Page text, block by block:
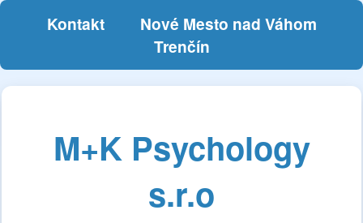
Kontakt
Nové Mesto nad Váhom
Trenčín
M+K Psychology
s.r.o